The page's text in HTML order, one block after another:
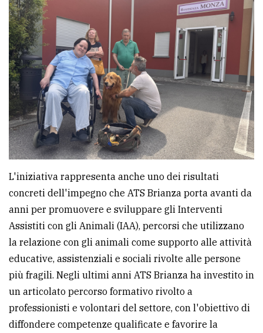
avanzata
LE
ALTRE
TESTATE
PRIVACY
Privacy
policy
Cookie
policy
L'iniziativa rappresenta anche uno dei risultati
concreti dell'impegno che ATS Brianza porta avanti da
anni per promuovere e sviluppare gli Interventi
Assistiti con gli Animali (IAA), percorsi che utilizzano
la relazione con gli animali come supporto alle attività
educative, assistenziali e sociali rivolte alle persone
più fragili. Negli ultimi anni ATS Brianza ha investito in
un articolato percorso formativo rivolto a
professionisti e volontari del settore, con l'obiettivo di
diffondere competenze qualificate e favorire la